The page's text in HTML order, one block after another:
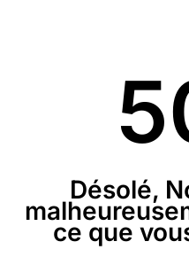
Désolé,
ce que